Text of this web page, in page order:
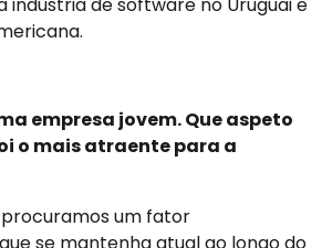
empresa jovem. Que aspeto
o mais atraente para a
procuramos um fator